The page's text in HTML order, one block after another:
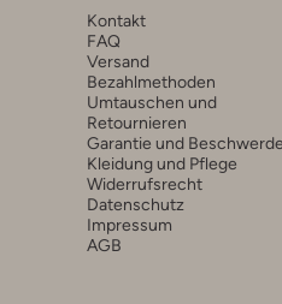
Kontakt
FAQ
Versand
Bezahlmethoden
Umtauschen und
Retournieren
Garantie und
Kleidung und Pflege
Widerrufsrecht
Datenschutz
Impressum
AGB